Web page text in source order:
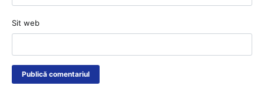
Sit web